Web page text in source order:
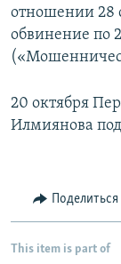
отношении 28
обвинение по
20 октября
Илмиянова
Поделиться
This item is part of